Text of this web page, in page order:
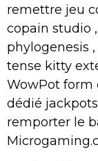
remettre jeu
copain studio
phylogenesis
tense kitty
WowPot form
dédié
remporter le